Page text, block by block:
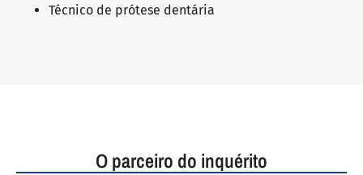
Técnico de prótese dentária
O parceiro do inquérito